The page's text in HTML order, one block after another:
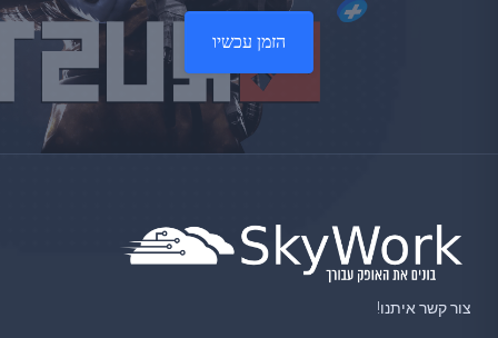
הזמן עכשיו
צור קשר איתנו!